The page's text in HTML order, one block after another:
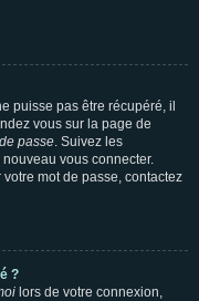
puisse pas être récupéré, il
vous sur la page de
passe. Suivez les
vous connecter.
mot de passe, contactez
?
lors de votre connexion,